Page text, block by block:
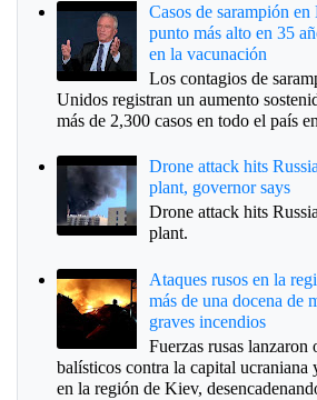
Casos de sarampión
punto más alto en 35
en la vacunación
Los contagios de
Unidos registran un aumento
más de 2,300 casos en todo el país
Drone attack hits
plant, governor says
Drone attack hits
plant.
Ataques rusos en la
más de una docena de
graves incendios
Fuerzas rusas lanzaron
balísticos contra la capital ucraniana
en la región de Kiev,